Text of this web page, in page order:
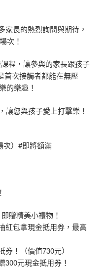
家長的熱烈詢問與期待，
次！
程，讓參與的家長跟孩子
首次接觸者都能在無壓
的樂趣！
讓您與孩子愛上打擊樂！
次）#即將額滿
贈精美小禮物！
紅包拿現金抵用券，最高
！（價值730元）
300元現金抵用券！